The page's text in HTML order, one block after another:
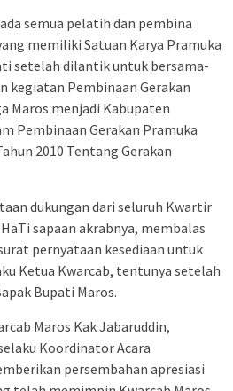
semua pelatih dan pembina
memiliki Satuan Karya Pramuka
setelah dilantik untuk bersama-
kegiatan Pembinaan Gerakan
Maros menjadi Kabupaten
Pembinaan Gerakan Pramuka
2010 Tentang Gerakan
dukungan dari seluruh Kwartir
sapaan akrabnya, membalas
pernyataan kesediaan untuk
Ketua Kwarcab, tentunya setelah
Bupati Maros.
Maros Kak Jabaruddin,
Koordinator Acara
persembahan apresiasi